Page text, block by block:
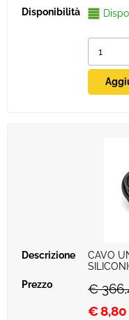
CAVO
€
€8,80